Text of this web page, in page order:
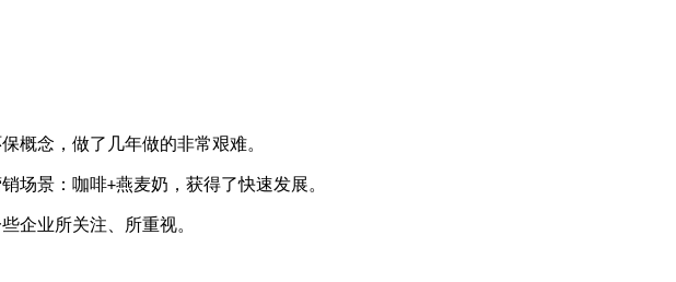
概念，做了几年做的非常艰难。
场景：咖啡+燕麦奶，获得了快速发展。
企业所关注、所重视。